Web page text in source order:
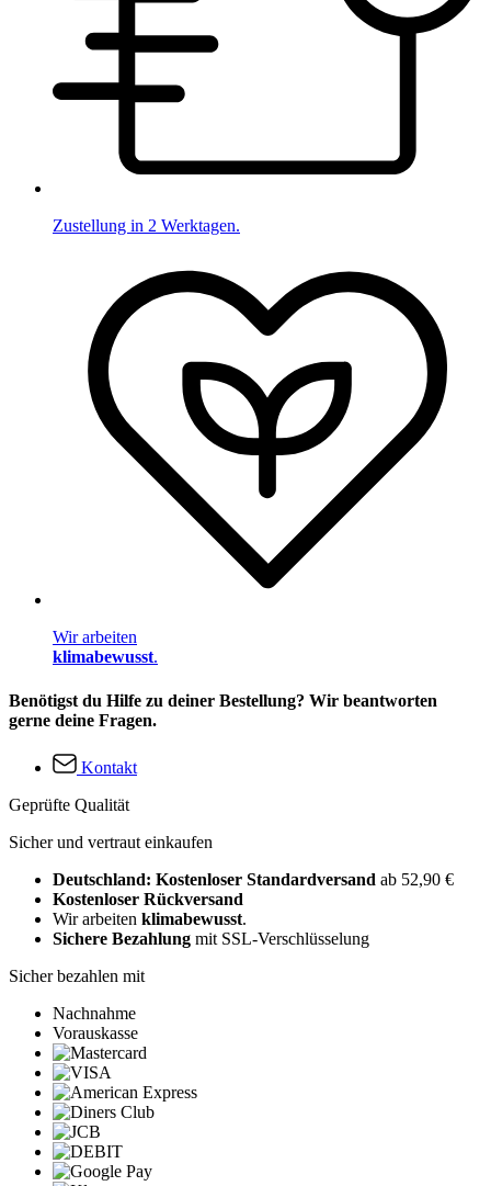
Zustellung in 2 Werktagen.
Wir arbeiten
klimabewusst.
Benötigst du Hilfe zu deiner Bestellung? Wir beantworten
gerne deine Fragen.
Kontakt
Geprüfte Qualität
Sicher und vertraut einkaufen
Deutschland: Kostenloser Standardversand ab 52,90 €
Kostenloser Rückversand
Wir arbeiten klimabewusst.
Sichere Bezahlung mit SSL-Verschlüsselung
Sicher bezahlen mit
Nachnahme
Vorauskasse